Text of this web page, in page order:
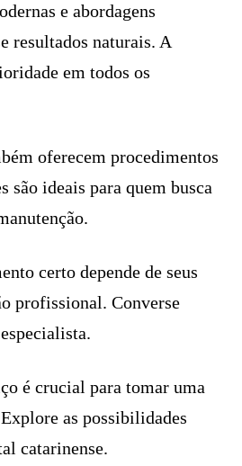
e abordagens
resultados naturais. A
em todos os
oferecem procedimentos
são ideais para quem busca
certo depende de seus
profissional. Converse
é crucial para tomar uma
as possibilidades
catarinense.